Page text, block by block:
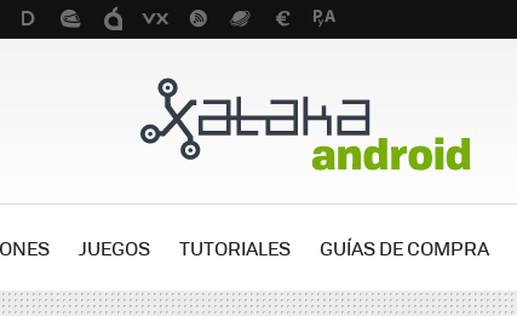
JUEGOS TUTORIALES GUÍAS DE COMPRA